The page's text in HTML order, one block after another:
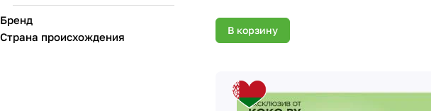
В корзину
Бренд
Страна происхождения